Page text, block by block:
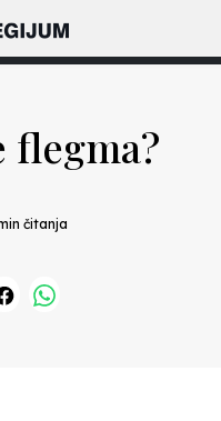
flegma?
čitanja